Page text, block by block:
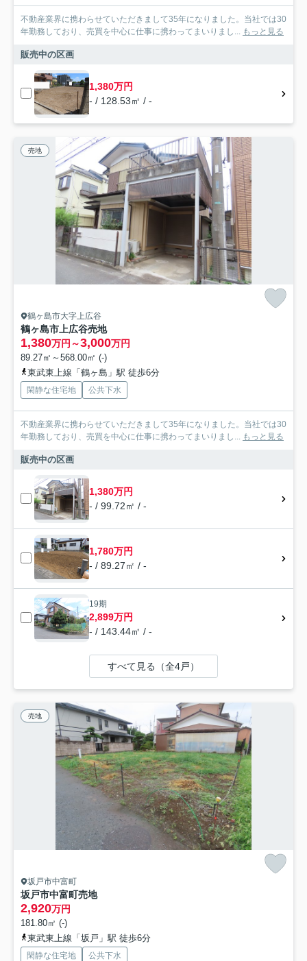
不動産業界に携わらせていただきまして35年になりました。当社では30
年勤務しており、売買を中心に仕事に携わってまいりまし...
もっと見る
販売中の区画
1,380万円
- / 128.53㎡ / -
売地
鶴ヶ島市大字上広谷
鶴ヶ島市上広谷売地
1,380万円～3,000万円
89.27㎡～568.00㎡ (-)
東武東上線「鶴ヶ島」駅 徒歩6分
閑静な住宅地 公共下水
不動産業界に携わらせていただきまして35年になりました。当社では30
年勤務しており、売買を中心に仕事に携わってまいりまし...
もっと見る
販売中の区画
1,380万円
- / 99.72㎡ / -
1,780万円
- / 89.27㎡ / -
19期
2,899万円
- / 143.44㎡ / -
すべて見る（全4戸）
売地
坂戸市中富町
坂戸市中富町売地
2,920万円
181.80㎡ (-)
東武東上線「坂戸」駅 徒歩6分
閑静な住宅地 公共下水